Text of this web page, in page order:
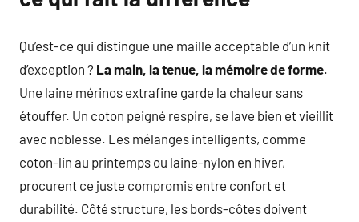
Qu’est-ce qui distingue une maille acceptable d’un knit
d’exception ? La main, la tenue, la mémoire de forme.
Une laine mérinos extrafine garde la chaleur sans
étouffer. Un coton peigné respire, se lave bien et vieillit
avec noblesse. Les mélanges intelligents, comme
coton-lin au printemps ou laine-nylon en hiver,
procurent ce juste compromis entre confort et
durabilité. Côté structure, les bords-côtes doivent